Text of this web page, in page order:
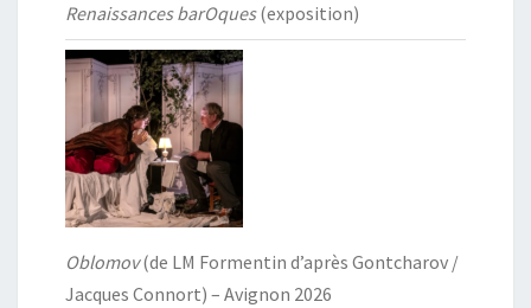
Renaissances barOques(exposition)
Oblomov(de LM Formentin d’après Gontcharov /
Jacques Connort) – Avignon 2026